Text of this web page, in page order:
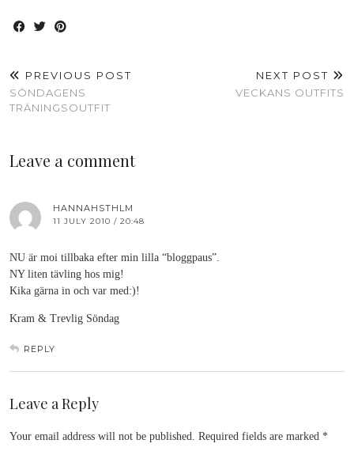
PREVIOUS POST
SÖNDAGENS
TRÄNINGSOUTFIT
NEXT POST
VECKANS OUTFITS
Leave a comment
HANNAHSTHLM
11 JULY 2010 / 20:48
NU är moi tillbaka efter min lilla “bloggpaus”.
NY liten tävling hos mig!
Kika gärna in och var med:)!
Kram & Trevlig Söndag
REPLY
Leave a Reply
Your email address will not be published. Required fields are marked *